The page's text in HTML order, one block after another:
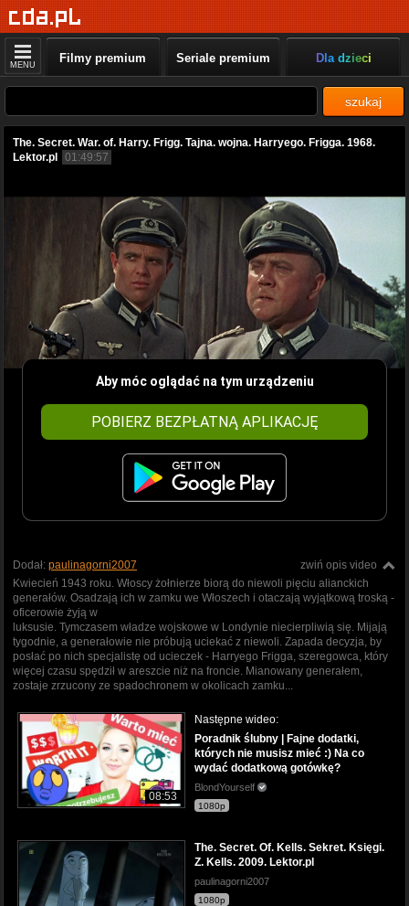
MENU Filmy premium Seriale premium Dla dzieci
szukaj
The. Secret. War. of. Harry. Frigg. Tajna. wojna. Harryego. Frigga. 1968.
Lektor.pl
01:49:57
Aby móc oglądać na tym urządzeniu
POBIERZ BEZPŁATNĄ APLIKACJĘ
zwiń opis video
Dodał: paulinagorni2007
Kwiecień 1943 roku. Włoscy żołnierze biorą do niewoli pięciu alianckich
generałów. Osadzają ich w zamku we Włoszech i otaczają wyjątkową troską -
oficerowie żyją w
luksusie. Tymczasem władze wojskowe w Londynie niecierpliwią się. Mijają
tygodnie, a generałowie nie próbują uciekać z niewoli. Zapada decyzja, by
posłać po nich specjalistę od ucieczek - Harryego Frigga, szeregowca, który
więcej czasu spędził w areszcie niż na froncie. Mianowany generałem,
zostaje zrzucony ze spadochronem w okolicach zamku...
08:53
Następne wideo:
Poradnik ślubny | Fajne dodatki,
których nie musisz mieć :) Na co
wydać dodatkową gotówkę?
BlondYourself
1080p
The. Secret. Of. Kells. Sekret. Księgi.
Z. Kells. 2009. Lektor.pl
paulinagorni2007
1080p